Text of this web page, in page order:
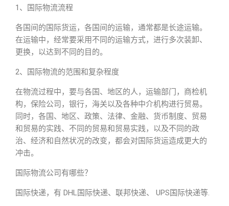
1、国际物流流程
各国间的国际货运，各国间的运输，通常都是长途运输。
在运输中，经常要采用不同的运输方式，进行多次装卸、
更换，以达到不同的目的。
2、国际物流的范围和复杂程度
在物流过程中，要与各国、地区的人，运输部门，商检机
构，保险公司，银行，海关以及各种中介机构进行贸易。
同时，各国、地区、政策、法律、金融、货币制度、贸易
和贸易的实践、不同的贸易和贸易实践，以及不同的政
治、经济和自然状况的改变，都会对国际货运造成更大的
冲击。
国际物流公司有哪些？
国际快递，有 DHL国际快递、联邦快递、 UPS国际快递等.